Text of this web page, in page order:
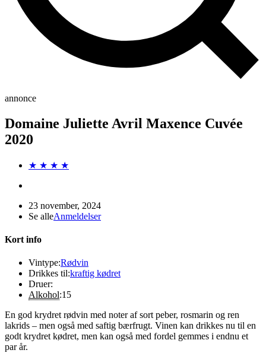
annonce
Domaine Juliette Avril Maxence Cuvée
2020
★ ★ ★ ★
23 november, 2024
Se alleAnmeldelser
Kort info
Vintype:Rødvin
Drikkes til:kraftig kødret
Druer:
Alkohol:15
En god krydret rødvin med noter af sort peber, rosmarin og ren
lakrids – men også med saftig bærfrugt. Vinen kan drikkes nu til en
godt krydret kødret, men kan også med fordel gemmes i endnu et
par år.